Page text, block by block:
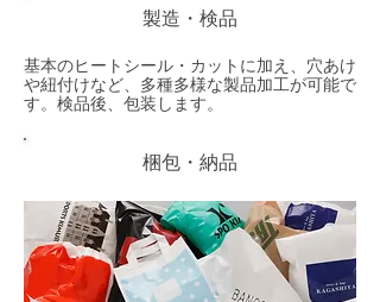
製造・検品
基本のヒートシール・カットに加え、穴あけ
や紐付けなど、多種多様な製品加工が可能で
す。検品後、包装します。
梱包・納品